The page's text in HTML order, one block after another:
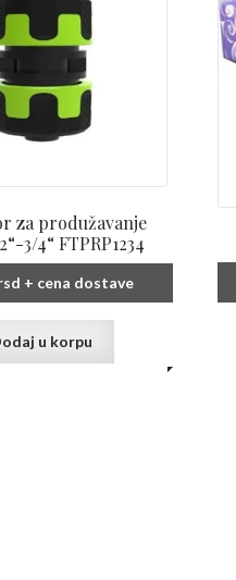
za produžavanje
3/4“ FTPRP1234
+ cena dostave
u korpu